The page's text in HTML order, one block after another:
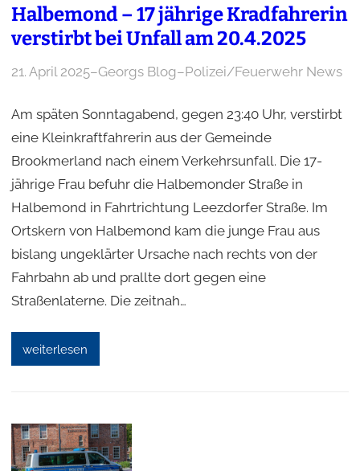
Halbemond – 17 jährige Kradfahrerin
verstirbt bei Unfall am 20.4.2025
21. April 2025–Georgs Blog–Polizei/Feuerwehr News
Am späten Sonntagabend, gegen 23:40 Uhr, verstirbt
eine Kleinkraftfahrerin aus der Gemeinde
Brookmerland nach einem Verkehrsunfall. Die 17-
jährige Frau befuhr die Halbemonder Straße in
Halbemond in Fahrtrichtung Leezdorfer Straße. Im
Ortskern von Halbemond kam die junge Frau aus
bislang ungeklärter Ursache nach rechts von der
Fahrbahn ab und prallte dort gegen eine
Straßenlaterne. Die zeitnah…
weiterlesen